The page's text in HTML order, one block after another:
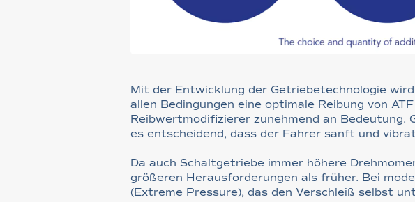
Mit der Entwicklung der Getriebetechnologie
allen Bedingungen eine optimale Reibung von
Reibwertmodifizierer zunehmend an
es entscheidend, dass der Fahrer sanft und
Da auch Schaltgetriebe immer höhere
größeren Herausforderungen als früher. Bei
(Extreme Pressure), das den Verschleiß selbst